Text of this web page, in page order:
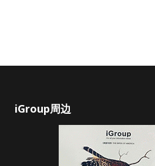
iGroup周边